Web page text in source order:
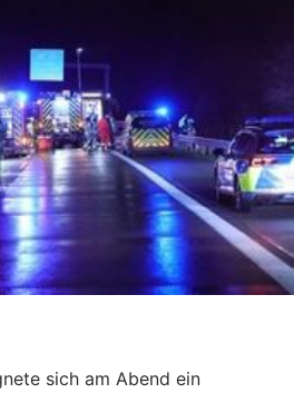
sich am Abend ein